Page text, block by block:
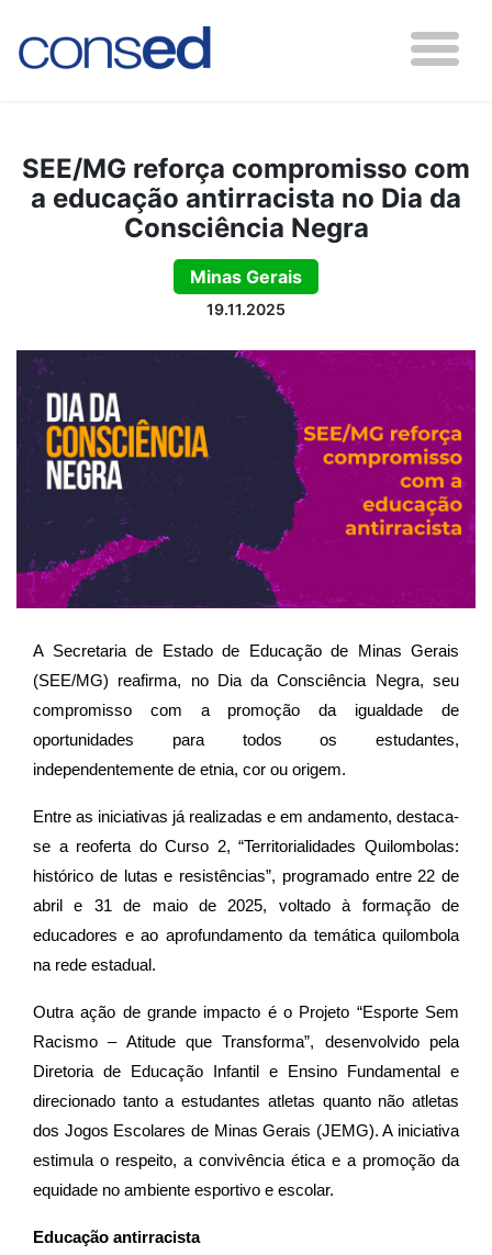
SEE/MG reforça compromisso com
a educação antirracista no Dia da
Consciência Negra
Minas Gerais
19.11.2025
A Secretaria de Estado de Educação de Minas Gerais
(SEE/MG) reafirma, no Dia da Consciência Negra, seu
compromisso com a promoção da igualdade de
oportunidades para todos os estudantes,
independentemente de etnia, cor ou origem.
Entre as iniciativas já realizadas e em andamento, destaca-
se a reoferta do Curso 2, “Territorialidades Quilombolas:
histórico de lutas e resistências”, programado entre 22 de
abril e 31 de maio de 2025, voltado à formação de
educadores e ao aprofundamento da temática quilombola
na rede estadual.
Outra ação de grande impacto é o Projeto “Esporte Sem
Racismo – Atitude que Transforma”, desenvolvido pela
Diretoria de Educação Infantil e Ensino Fundamental e
direcionado tanto a estudantes atletas quanto não atletas
dos Jogos Escolares de Minas Gerais (JEMG). A iniciativa
estimula o respeito, a convivência ética e a promoção da
equidade no ambiente esportivo e escolar.
Educação antirracista